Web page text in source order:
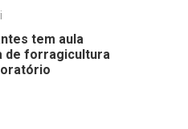
tem aula
de forragicultura